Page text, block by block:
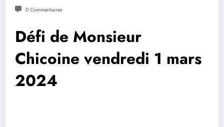
0 Commentaires
Défi de Monsieur
Chicoine vendredi 1 mars
2024